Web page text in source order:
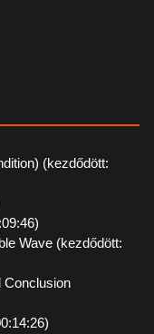
(kezdődött:
Wave (kezdődött:
Conclusion